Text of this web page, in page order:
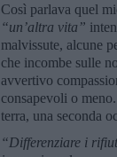
Così parlava quel
“un’altra vita”
malvissute, alcune
che incombe sulle
avvertivo
consapevoli o
terra, una seconda
“Differenziare i